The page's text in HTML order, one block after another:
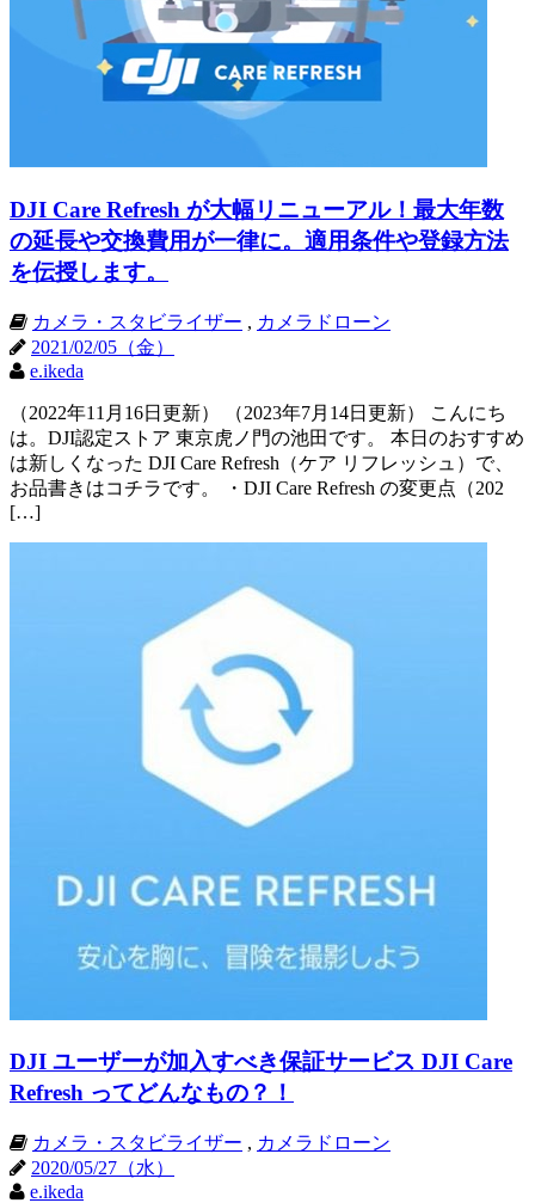
DJI Care Refresh が大幅リニューアル！最大年数
の延長や交換費用が一律に。適用条件や登録方法
を伝授します。
カメラ・スタビライザー , カメラドローン
2021/02/05（金）
e.ikeda
（2022年11月16日更新） （2023年7月14日更新） こんにち
は。DJI認定ストア 東京虎ノ門の池田です。 本日のおすすめ
は新しくなった DJI Care Refresh（ケア リフレッシュ）で、
お品書きはコチラです。 ・DJI Care Refresh の変更点（202
[…]
DJI ユーザーが加入すべき保証サービス DJI Care
Refresh ってどんなもの？！
カメラ・スタビライザー , カメラドローン
2020/05/27（水）
e.ikeda